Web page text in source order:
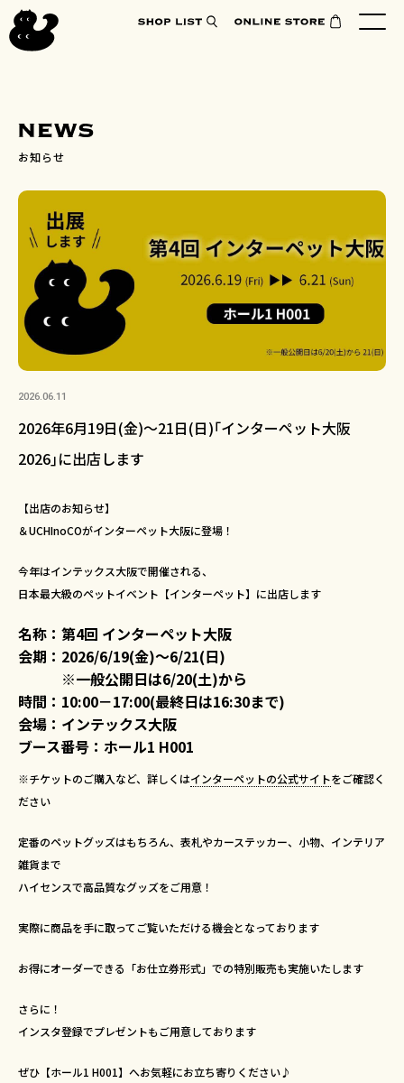
お知らせ
2026.06.11
2026年6月19日(金)～21日(日)｢インターペット大阪
2026｣に出店します
【出店のお知らせ】
＆UCHInoCOがインターペット大阪に登場！
今年はインテックス大阪で開催される、
日本最大級のペットイベント【インターペット】に出店します
名称：第4回 インターペット大阪
会期：2026/6/19(金)～6/21(日)
※一般公開日は6/20(土)から
時間：10:00－17:00(最終日は16:30まで)
会場：インテックス大阪
ブース番号：ホール1 H001
※チケットのご購入など、詳しくはインターペットの公式サイトをご確認く
ださい
定番のペットグッズはもちろん、表札やカーステッカー、小物、インテリア
雑貨まで
ハイセンスで高品質なグッズをご用意！
実際に商品を手に取ってご覧いただける機会となっております
お得にオーダーできる「お仕立券形式」での特別販売も実施いたします
さらに！
インスタ登録でプレゼントもご用意しております
ぜひ【ホール1 H001】へお気軽にお立ち寄りください♪